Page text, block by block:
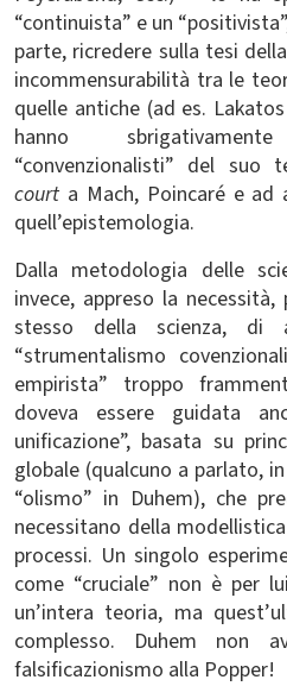
“continuista” e un
parte, ricredere sulla tesi
incommensurabilità tra le
quelle antiche (ad es.
hanno
“convenzionalisti” del suo
court a Mach, Poincaré e
quell’epistemologia.
Dalla metodologia delle
invece, appreso la
stesso della scienza, di
“strumentalismo
empirista” troppo
doveva essere guidata
unificazione”, basata su
globale (qualcuno a parlato,
“olismo” in Duhem), che
necessitano della
processi. Un singolo
come “cruciale” non è per
un’intera teoria, ma
complesso. Duhem non
falsificazionismo alla Popper!